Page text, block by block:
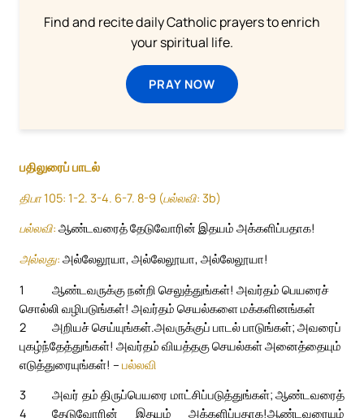
Find and recite daily Catholic prayers to enrich
your spiritual life.
PRAY NOW
பதிலுரைப் பாடல்
திபா 105: 1-2. 3-4. 6-7. 8-9 (பல்லவி: 3b)
பல்லவி: ஆண்டவரைத் தேடுவோரின் இதயம் அக்களிப்பதாக!
அல்லது: அல்லேலூயா, அல்லேலூயா, அல்லேலூயா!
1
ஆண்டவருக்கு நன்றி செலுத்துங்கள்! அவர்தம் பெயரைச்
சொல்லி வழிபடுங்கள்! அவர்தம் செயல்களை மக்களினங்கள்
அறியச் செய்யுங்கள்.
2
அவருக்குப் பாடல் பாடுங்கள்; அவரைப்
புகழ்ந்தேத்துங்கள்! அவர்தம் வியத்தகு செயல்கள் அனைத்தையும்
எடுத்துரையுங்கள்! – பல்லவி
3
அவர் தம் திருப்பெயரை மாட்சிப்படுத்துங்கள்; ஆண்டவரைத்
தேடுவோரின் இதயம் அக்களிப்பதாக!
4
ஆண்டவரையும்